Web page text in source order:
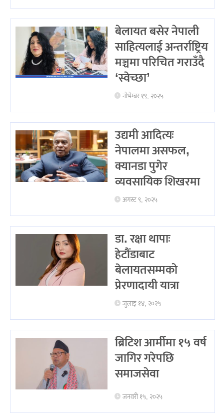
बेलायत बसेर नेपाली
साहित्यलाई अन्तर्राष्ट्रिय
मञ्चमा परिचित गराउँदै
‘स्वेच्छा’
नोभेम्बर १९, २०२५
उद्यमी आदित्यः
नेपालमा असफल,
क्यानडा पुगेर
व्यवसायिक शिखरमा
अगस्ट ९, २०२५
डा. रक्षा थापाः
हेटौंडाबाट
बेलायतसम्मको
प्रेरणादायी यात्रा
जुलाइ १४, २०२५
ब्रिटिश आर्मीमा १५ वर्ष
जागिर गरेपछि
समाजसेवा
जनवरी १५, २०२५